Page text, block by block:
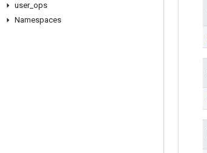
user_ ops
Namespaces